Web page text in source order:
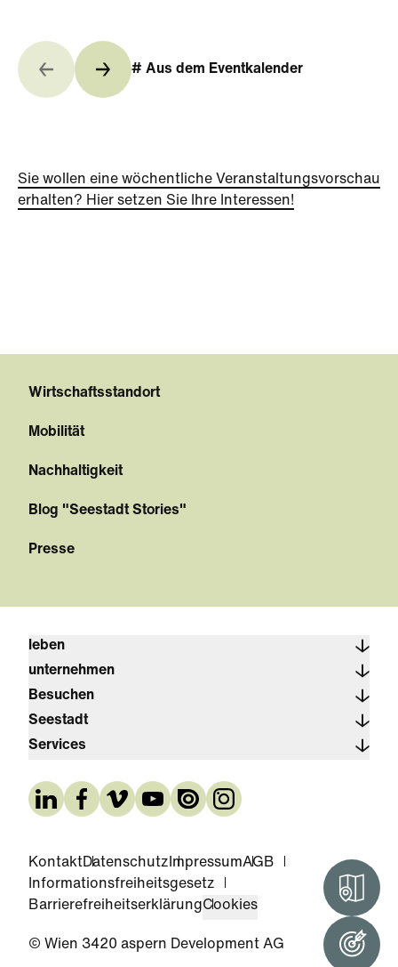
# Aus dem Eventkalender
Sie wollen eine wöchentliche Veranstaltungsvorschau
erhalten? Hier setzen Sie Ihre Interessen!
Wirtschaftsstandort
Mobilität
Nachhaltigkeit
Blog "Seestadt Stories"
Presse
leben
unternehmen
Besuchen
Seestadt
Services
KontaktDatenschutz ImpressumAGB
Informationsfreiheitsgesetz
BarrierefreiheitserklärungCookies
© Wien 3420 aspern Development AG